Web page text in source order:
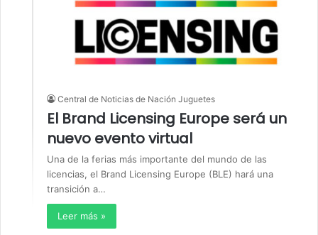
Central de Noticias de Nación Juguetes
El Brand Licensing Europe será un
nuevo evento virtual
Una de la ferias más importante del mundo de las
licencias, el Brand Licensing Europe (BLE) hará una
transición a…
Leer más »